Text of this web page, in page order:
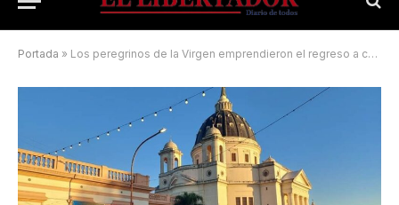
Portada » Los peregrinos de la Virgen emprendieron el regreso a casa